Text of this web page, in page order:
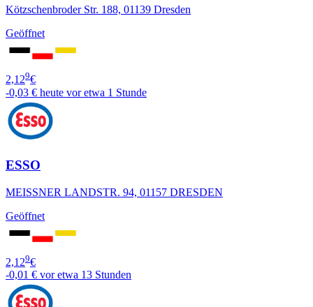
Kötzschenbroder Str. 188, 01139 Dresden
Geöffnet
2,129€
-0,03 € heute vor etwa 1 Stunde
ESSO
MEISSNER LANDSTR. 94, 01157 DRESDEN
Geöffnet
2,129€
-0,01 € vor etwa 13 Stunden